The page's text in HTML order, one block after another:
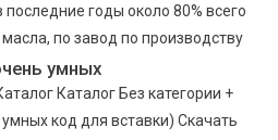
годы около 80% всего
по завод по производству
умных
Каталог Без категории +
код для вставки) Скачать